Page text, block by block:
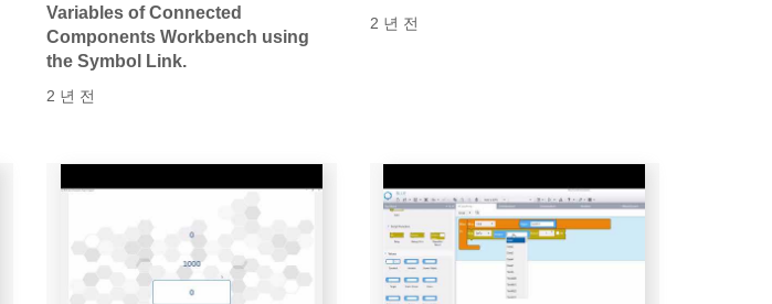
Variables of Connected
Components Workbench using
the Symbol Link.
2 년 전
2 년 전